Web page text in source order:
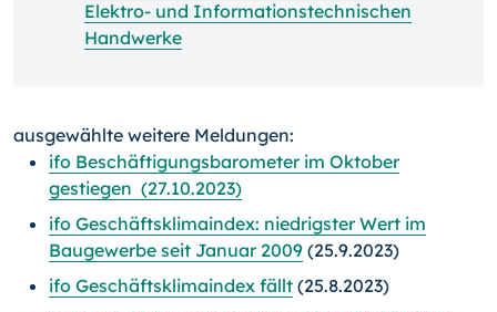
Elektro- und Informationstechnischen
Handwerke
ausgewählte weitere Meldungen:
ifo Beschäftigungsbarometer im Oktober
gestiegen (27.10.2023)
ifo Geschäftsklimaindex: niedrigster Wert im
Baugewerbe seit Januar 2009 (25.9.2023)
ifo Geschäftsklimaindex fällt (25.8.2023)